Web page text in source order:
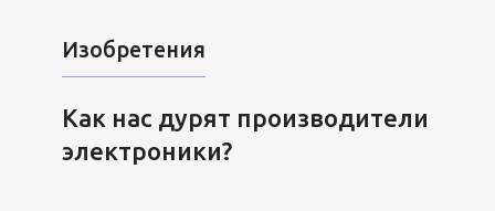
Изобретения
Как нас дурят производители
электроники?